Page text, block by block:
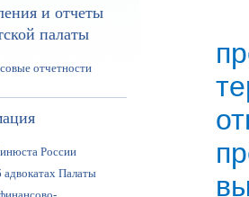
и отчеты
палаты
отчетности
России
Палаты